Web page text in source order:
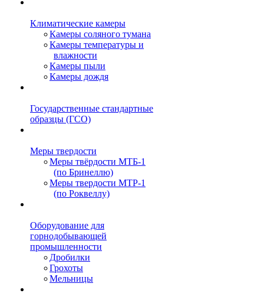
Климатические камеры
Камеры соляного тумана
Камеры температуры и
влажности
Камеры пыли
Камеры дождя
Государственные стандартные
образцы (ГСО)
Меры твердости
Меры твёрдости МТБ-1
(по Бринеллю)
Меры твердости МТР-1
(по Роквеллу)
Оборудование для
горнодобывающей
промышленности
Дробилки
Грохоты
Мельницы